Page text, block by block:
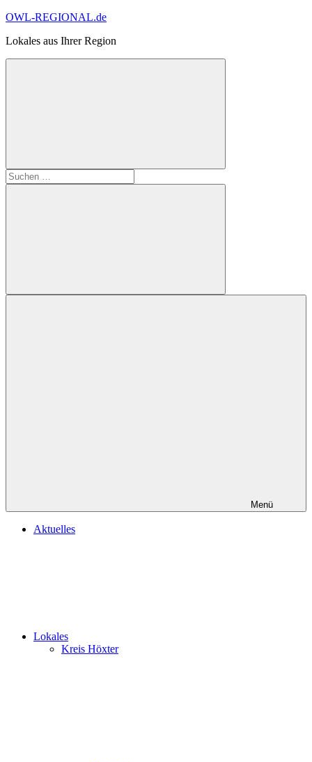
Zum
springen
OWL-REGIONAL.de
Lokales aus Ihrer Region
Suchformular
öffnen
Suchen
nach:
Suchen
Menü
Aktuelles
Lokales
Kreis Höxter